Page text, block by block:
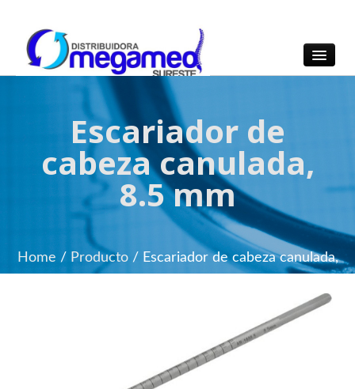
OmegaMed Sureste
OmegaMed Sureste
Escariador de
cabeza canulada,
8.5 mm
Home / Producto/ Escariador de cabeza canulada,